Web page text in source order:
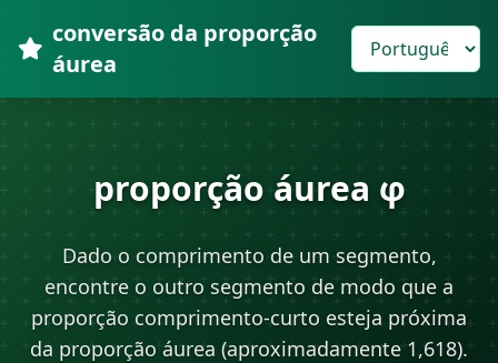
conversão da proporção
áurea
proporção áurea φ
Dado o comprimento de um segmento,
encontre o outro segmento de modo que a
proporção comprimento-curto esteja próxima
da proporção áurea (aproximadamente 1,618).